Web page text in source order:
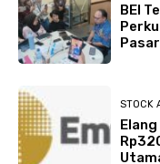
BEI
STOCK